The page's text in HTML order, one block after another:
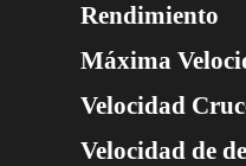
Rendimiento
Máxima
Velocidad
Velocidad de